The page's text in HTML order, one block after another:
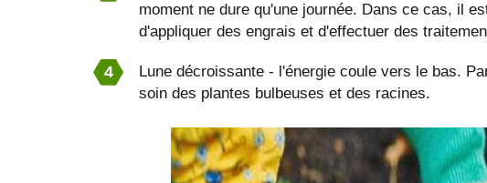
moment ne dure qu'une journée. Dans ce cas, il
d'appliquer des engrais et d'effectuer des
Lune décroissante - l'énergie coule vers le bas.
soin des plantes bulbeuses et des racines.